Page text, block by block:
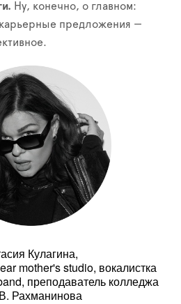
Ну, конечно, о главном:
карьерные предложения —
Кулагина,
mother's studio, вокалистка
преподаватель колледжа
Рахманинова